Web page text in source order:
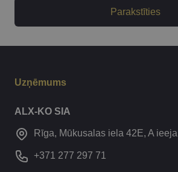
Parakstīties
Uzņēmums
ALX-KO SIA
Rīga, Mūkusalas iela 42E, A ieeja
+371 277 297 71